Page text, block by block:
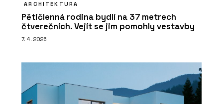
ARCHITEKTURA
Pětičlenná rodina bydlí na 37 metrech
čtverečních. Vejít se jim pomohly vestavby
7. 4. 2026